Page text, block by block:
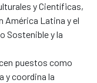
y Científicas,
América Latina y el
Sostenible y la
puestos como
y coordina la